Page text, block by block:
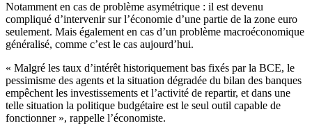
Notamment en cas de problème asymétrique : il est devenu
compliqué d’intervenir sur l’économie d’une partie de la zone euro
seulement. Mais également en cas d’un problème macroéconomique
généralisé, comme c’est le cas aujourd’hui.
« Malgré les taux d’intérêt historiquement bas fixés par la BCE, le
pessimisme des agents et la situation dégradée du bilan des banques
empêchent les investissements et l’activité de repartir, et dans une
telle situation la politique budgétaire est le seul outil capable de
fonctionner », rappelle l’économiste.